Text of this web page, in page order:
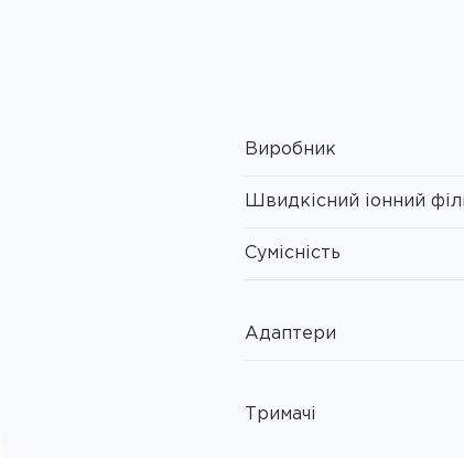
Виробник
Швидкісний іонний
Сумісність
Адаптери
Тримачі